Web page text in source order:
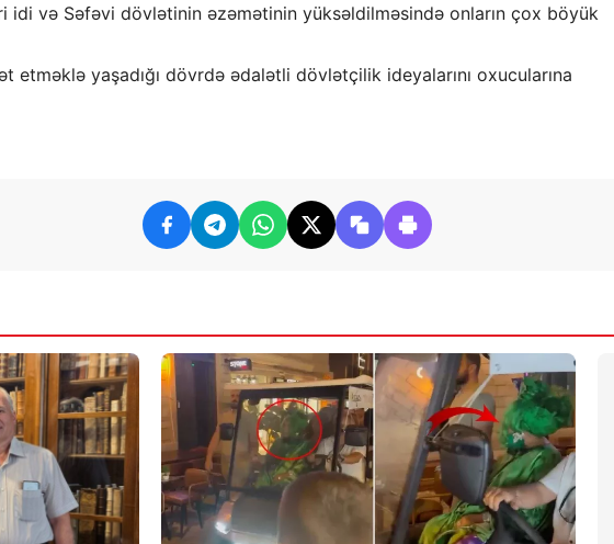
və Səfəvi dövlətinin əzəmətinin yüksəldilməsində onların çox böyük
etməklə yaşadığı dövrdə ədalətli dövlətçilik ideyalarını oxucularına